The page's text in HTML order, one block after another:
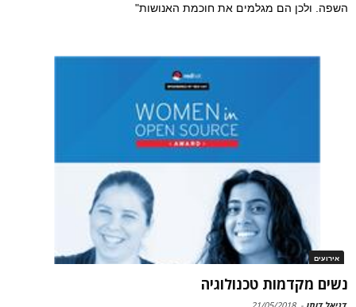
השפה. ולכן הם מגלמים את חוכמת האנושות"
אירועים
נשים מקדמות טכנולוגיה